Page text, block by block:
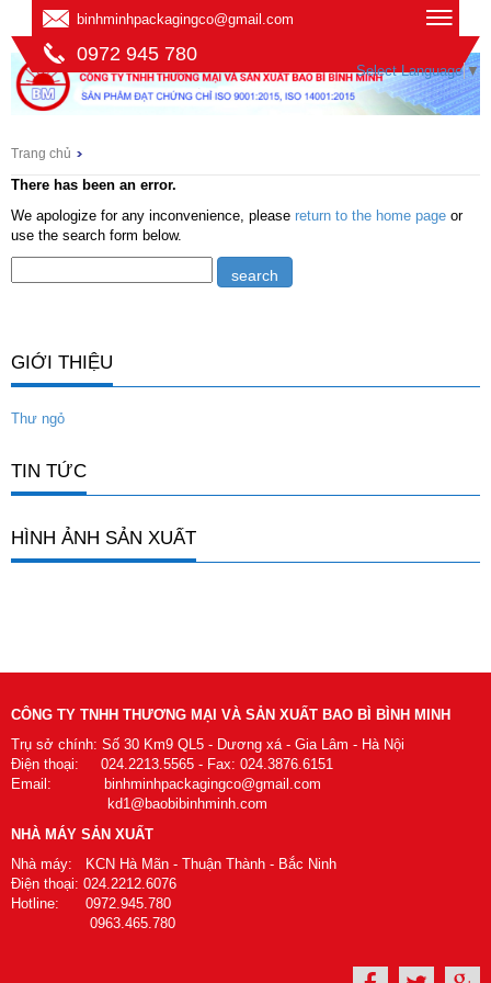
binhminhpackagingco@gmail.com
0972 945 780
Select Language ▼
Trang chủ
There has been an error.
We apologize for any inconvenience, please return to the home page or
use the search form below.
GIỚI THIỆU
Thư ngỏ
TIN TỨC
HÌNH ẢNH SẢN XUẤT
CÔNG TY TNHH THƯƠNG MẠI VÀ SẢN XUẤT BAO BÌ BÌNH MINH
Trụ sở chính: Số 30 Km9 QL5 - Dương xá - Gia Lâm - Hà Nội
Điện thoại: 024.2213.5565 - Fax: 024.3876.6151
Email: binhminhpackagingco@gmail.com
kd1@baobibinhminh.com
NHÀ MÁY SẢN XUẤT
Nhà máy: KCN Hà Mãn - Thuận Thành - Bắc Ninh
Điện thoại: 024.2212.6076
Hotline: 0972.945.780
0963.465.780